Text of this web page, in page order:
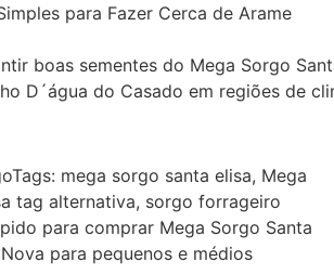
para Fazer Cerca de Arame
boas sementes do Mega Sorgo
D´água do Casado em regiões de
Tags: mega sorgo santa elisa, Mega
tag alternativa, sorgo forrageiro
para comprar Mega Sorgo Santa
para pequenos e médios